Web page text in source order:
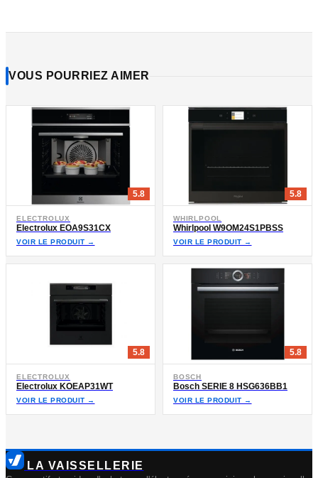
VOUS POURRIEZ AIMER
5.8
ELECTROLUX
Electrolux EOA9S31CX
VOIR LE PRODUIT →
5.8
WHIRLPOOL
Whirlpool W9OM24S1PBSS
VOIR LE PRODUIT →
5.8
ELECTROLUX
Electrolux KOEAP31WT
VOIR LE PRODUIT →
5.8
BOSCH
Bosch SERIE 8 HSG636BB1
VOIR LE PRODUIT →
LA VAISSELLERIE